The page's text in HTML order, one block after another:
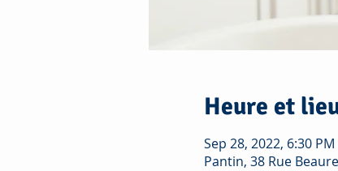
Heure et
Sep 28, 2022, 6:30 PM
Pantin, 38 Rue